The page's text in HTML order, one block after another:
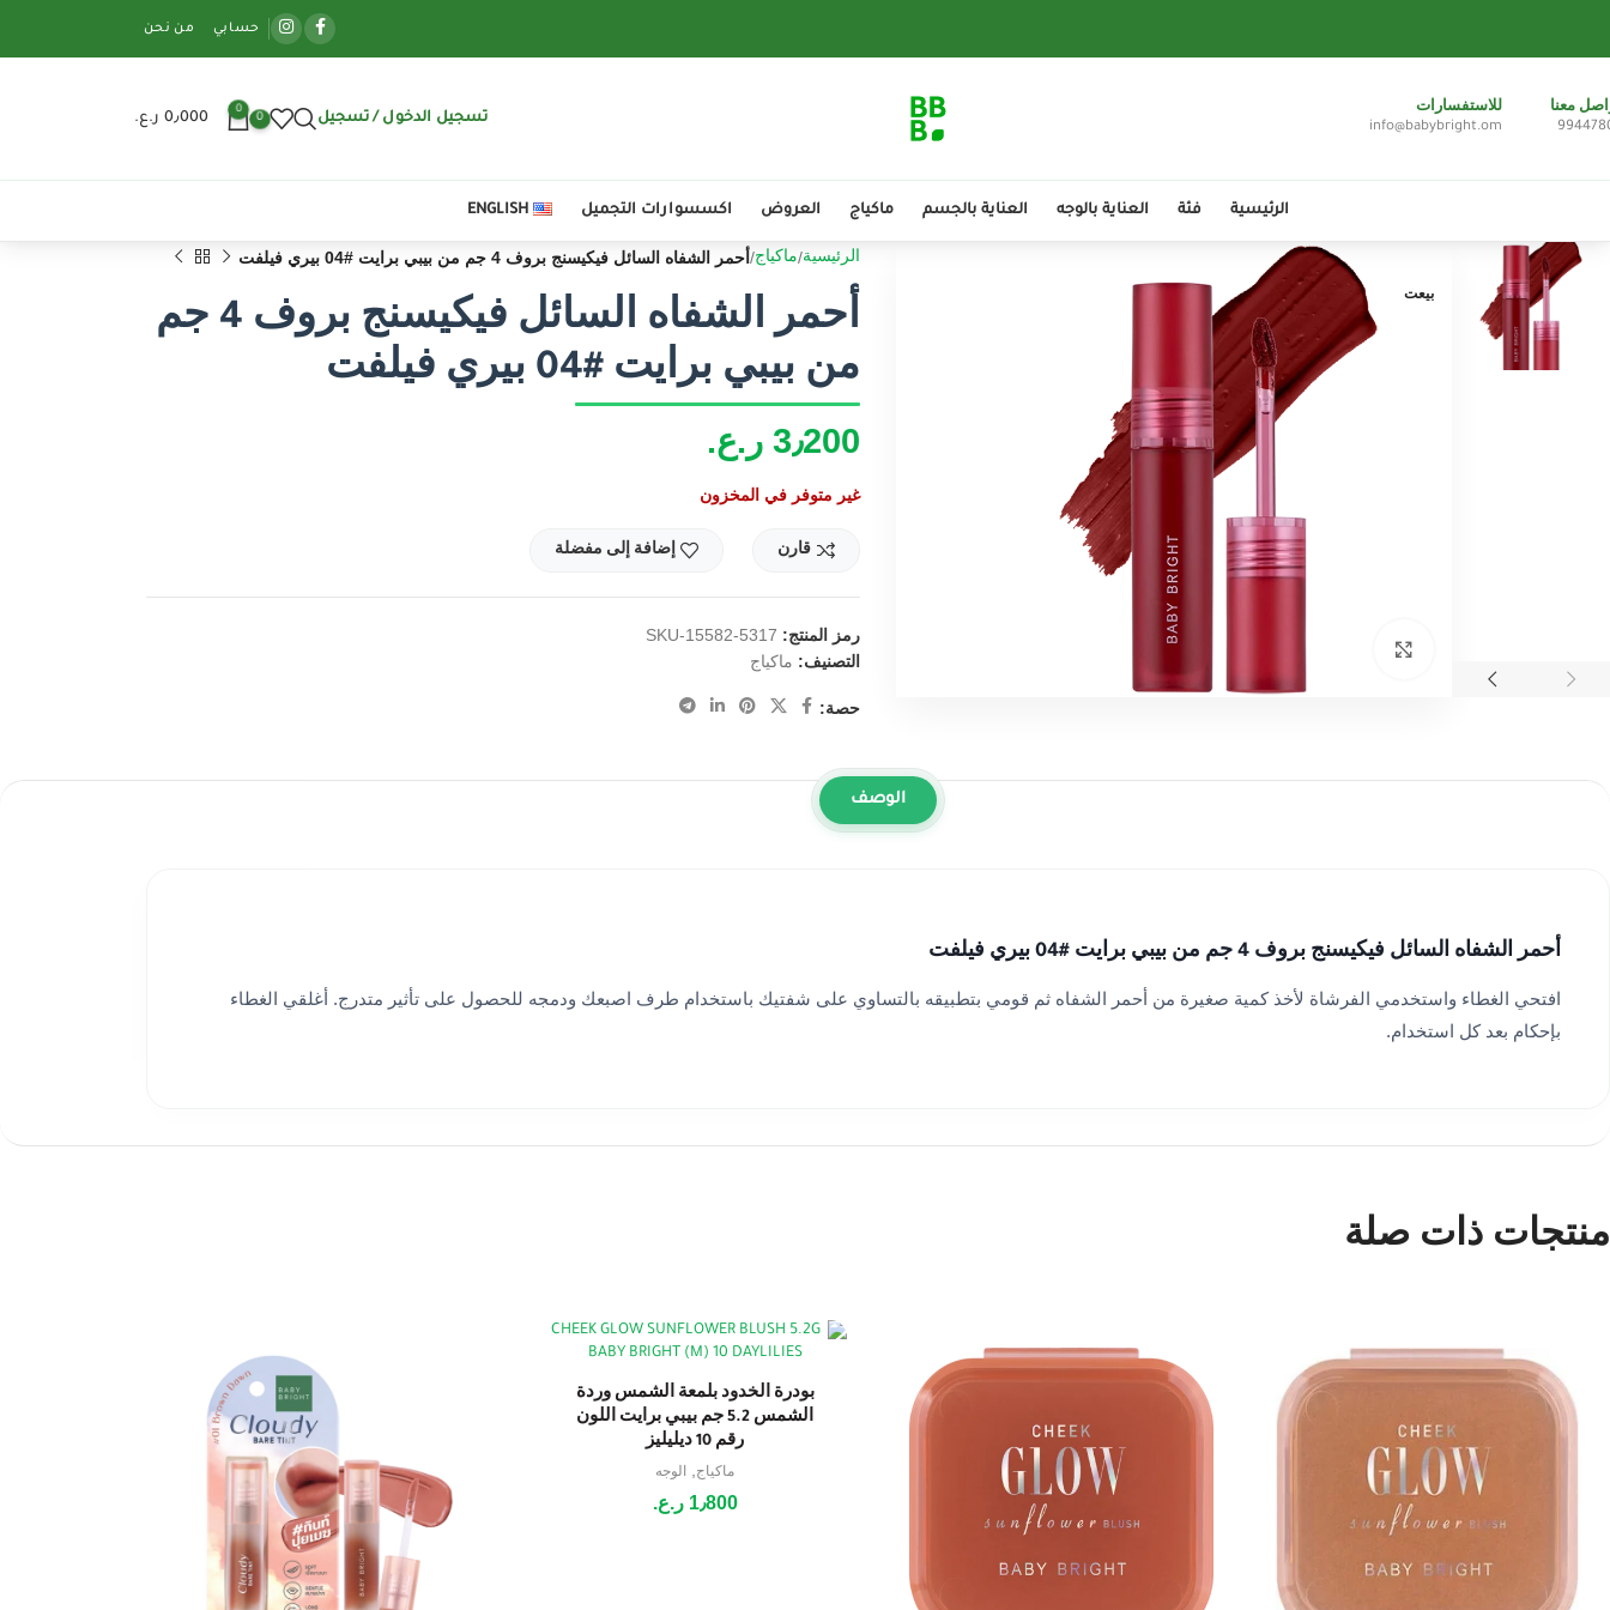
حسابي من نحن
معنا
للاستفسارات
info@babybright.om
تسجيل الدخول / تسجيل 0
0
0٫000 ر.ع.
الرئيسية فئة العناية بالوجه العناية بالجسم ماكياج العروض اكسسوارات التجميل ENGLISH
بيعت
الرئيسية ماكياج أحمر الشفاه السائل فيكيسنج بروف 4 جم من بيبي برايت #04 بيري فيلفت
أحمر الشفاه السائل فيكيسنج بروف 4 جم
من بيبي برايت #04 بيري فيلفت
3٫200 ر.ع.
غير متوفر في المخزون
قارن إضافة إلى مفضلة
رمز المنتج: SKU-15582-5317
التصنيف: ماكياج
حصة:
الوصف
أحمر الشفاه السائل فيكيسنج بروف 4 جم من بيبي برايت #04 بيري فيلفت
افتحي الغطاء واستخدمي الفرشاة لأخذ كمية صغيرة من أحمر الشفاه ثم قومي بتطبيقه بالتساوي على شفتيك باستخدام طرف اصبعك ودمجه للحصول على تأثير متدرج. أغلقي الغطاء
بإحكام بعد كل استخدام.
منتجات ذات صلة
بودرة الخدود بلمعة الشمس وردة
الشمس 5.2 جم بيبي برايت اللون
رقم 10 ديليليز
ماكياج الوجه
1٫800 ر.ع.